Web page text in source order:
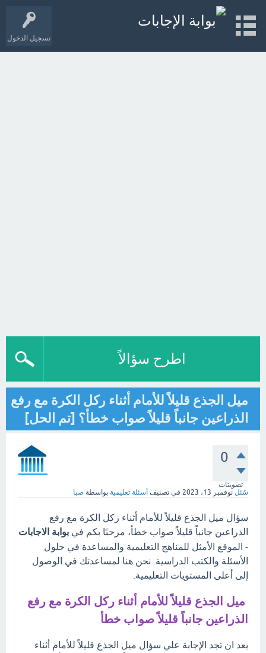
تسجيل الدخول
اطرح سؤالاً
ميل الجذع قليلاً للأمام أثناء ركل الكرة مع رفع
الذراعين جانباً قليلاً صواب خطأ؟ [تم الحل]
0
تصويتات
سُئل نوفمبر 13، 2023 في تصنيف أسئلة تعليمية بواسطة صبا
سؤال ميل الجذع قليلاً للأمام أثناء ركل الكرة مع رفع
الذراعين جانباً قليلاً صواب خطأ، مرحبًا بكم في بوابة الاجابات
- الموقع الأمثل للمناهج التعليمية والمساعدة في حلول
الأسئلة والكتب الدراسية. نحن هنا لمساعدتك في الوصول
إلى أعلى المستويات التعليمية.
ميل الجذع قليلاً للأمام أثناء ركل الكرة مع رفع
الذراعين جانباً قليلاً صواب خطأ
بعد ان تجد الإجابة علي سؤال ميل الجذع قليلاً للأمام أثناء